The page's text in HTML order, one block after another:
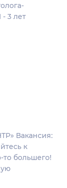
- 3 лет
Вакансия:
к
то большего!